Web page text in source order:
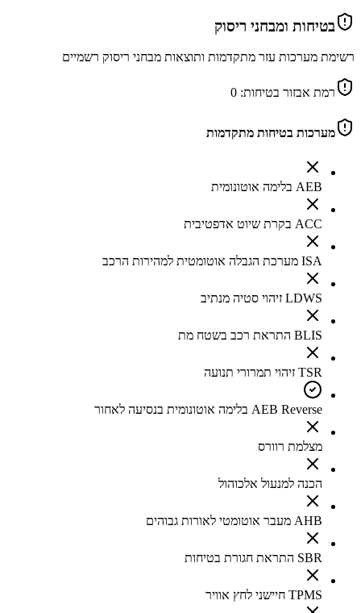
בטיחות ומבחני ריסוק
רשימת מערכות עזר מתקדמות ותוצאות מבחני ריסוק רשמיים
רמת אבזור בטיחות: 0
מערכות בטיחות מתקדמות
AEB בלימה אוטונומית
ACC בקרת שיוט אדפטיבית
ISA מערכת הגבלה אוטומטית למהירות הרכב
LDWS זיהוי סטיה מנתיב
BLIS התראת רכב בשטח מת
TSR זיהוי תמרורי תנועה
AEB Reverse בלימה אוטונומית בנסיעה לאחור
מצלמת רוורס
הכנה למנעול אלכוהול
AHB מעבר אוטומטי לאורות גבוהים
SBR התראת חגורת בטיחות
TPMS חיישני לחץ אוויר